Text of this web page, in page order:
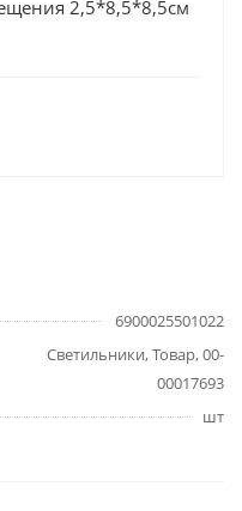
2,5*8,5*8,5см
6900025501022
Светильники, Товар, 00-
00017693
шт